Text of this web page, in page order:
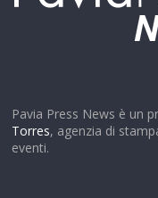
Pavia Press News è un
Torres, agenzia di
eventi.